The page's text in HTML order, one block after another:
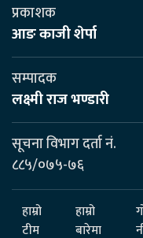
प्रकाशक
आङ काजी शेर्पा
सम्पादक
लक्ष्मी राज भण्डारी
सूचना विभाग दर्ता नं.
८८५/०७५-७६
हाम्रो
टीम
हाम्रो
बारेमा